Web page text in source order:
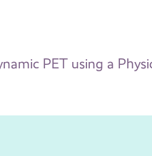
PET using a